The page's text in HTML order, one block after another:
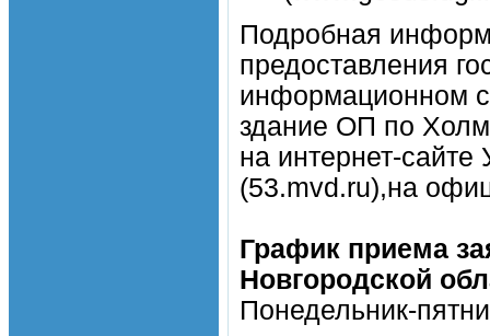
Подробная
предоставления
информационном
здание ОП по
на интернет-
(53.mvd.ru),на
График приема
Новгородской
Понедельник-